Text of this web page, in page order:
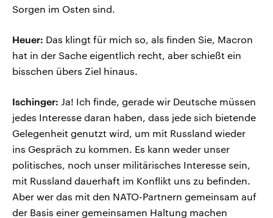
Sorgen im Osten sind.
Heuer: Das klingt für mich so, als finden Sie, Macron
hat in der Sache eigentlich recht, aber schießt ein
bisschen übers Ziel hinaus.
Ischinger: Ja! Ich finde, gerade wir Deutsche müssen
jedes Interesse daran haben, dass jede sich bietende
Gelegenheit genutzt wird, um mit Russland wieder
ins Gespräch zu kommen. Es kann weder unser
politisches, noch unser militärisches Interesse sein,
mit Russland dauerhaft im Konflikt uns zu befinden.
Aber wer das mit den NATO-Partnern gemeinsam auf
der Basis einer gemeinsamen Haltung machen